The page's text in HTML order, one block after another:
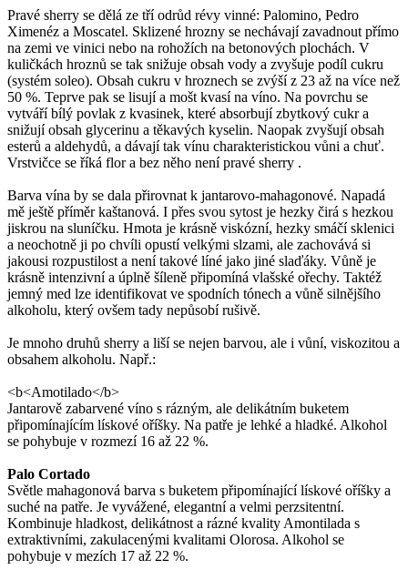
Pravé sherry se dělá ze tří odrůd révy vinné: Palomino, Pedro
Ximenéz a Moscatel. Sklizené hrozny se nechávají zavadnout přímo
na zemi ve vinici nebo na rohožích na betonových plochách. V
kuličkách hroznů se tak snižuje obsah vody a zvyšuje podíl cukru
(systém soleo). Obsah cukru v hroznech se zvýší z 23 až na více než
50 %. Teprve pak se lisují a mošt kvasí na víno. Na povrchu se
vytváří bílý povlak z kvasinek, které absorbují zbytkový cukr a
snižují obsah glycerinu a těkavých kyselin. Naopak zvyšují obsah
esterů a aldehydů, a dávají tak vínu charakteristickou vůni a chuť.
Vrstvičce se říká flor a bez něho není pravé sherry .
Barva vína by se dala přirovnat k jantarovo-mahagonové. Napadá
mě ještě příměr kaštanová. I přes svou sytost je hezky čirá s hezkou
jiskrou na sluníčku. Hmota je krásně viskózní, hezky smáčí sklenici
a neochotně ji po chvíli opustí velkými slzami, ale zachovává si
jakousi rozpustilost a není takové líné jako jiné slaďáky. Vůně je
krásně intenzivní a úplně šíleně připomíná vlašské ořechy. Taktéž
jemný med lze identifikovat ve spodních tónech a vůně silnějšího
alkoholu, který ovšem tady nepůsobí rušivě.
Je mnoho druhů sherry a liší se nejen barvou, ale i vůní, viskozitou a
obsahem alkoholu. Např.:
<b<Amotilado</b>
Jantarově zabarvené víno s rázným, ale delikátním buketem
připomínajícím lískové oříšky. Na patře je lehké a hladké. Alkohol
se pohybuje v rozmezí 16 až 22 %.
Palo Cortado
Světle mahagonová barva s buketem připomínající lískové oříšky a
suché na patře. Je vyvážené, elegantní a velmi perzsitentní.
Kombinuje hladkost, delikátnost a rázné kvality Amontilada s
extraktivními, zakulacenými kvalitami Olorosa. Alkohol se
pohybuje v mezích 17 až 22 %.